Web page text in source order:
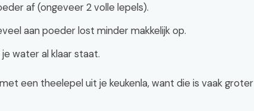
af (ongeveer 2 volle lepels).
aan poeder lost minder makkelijk op.
water al klaar staat.
een theelepel uit je keukenla, want die is vaak groter